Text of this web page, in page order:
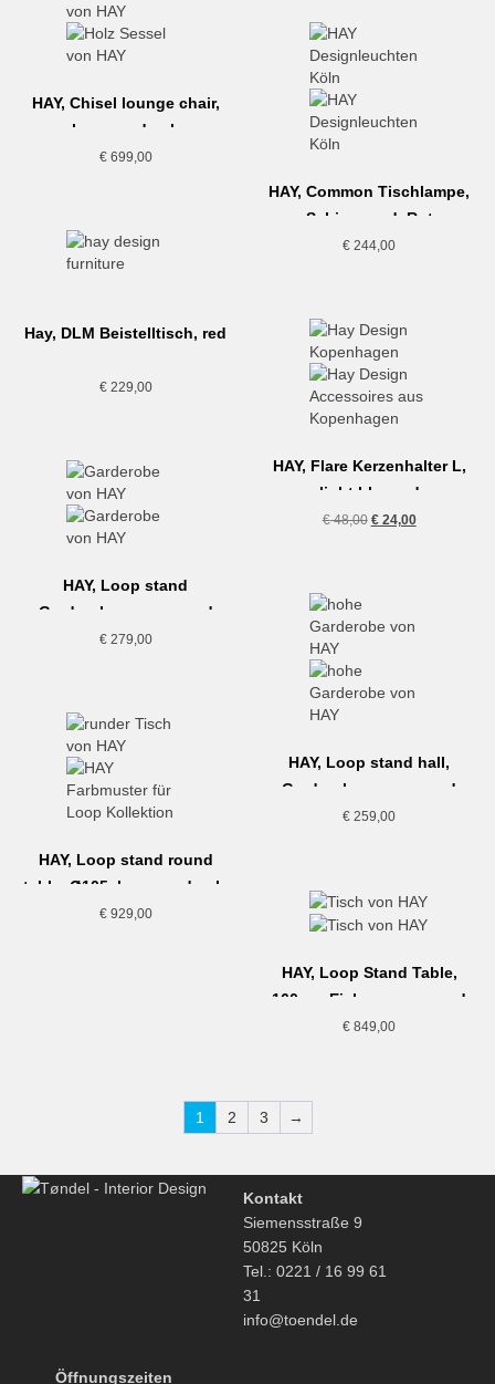
HAY, Chisel lounge chair,
lacquered oak
€699,00
HAY, Common Tischlampe,
Schirm rund, Rot
€ 244,00
Hay, DLM Beistelltisch, red
€229,00
HAY, Flare Kerzenhalter L,
light blue red
€48,00 Ursprünglicher
€24,00Aktueller
HAY, Loop stand
Garderobe, maroon red
€279,00
HAY, Loop stand hall,
Garderobe, maroon red
€ 259,00
HAY, Loop stand round
table, Ø105, lacquered oak,
maroon red
€929,00
HAY, Loop Stand Table,
160cm, Eiche, maroon red
€ 849,00
1 2 3 →
Kontakt
Siemensstraße 9
50825 Köln
Tel.: 0221 / 16 99 61
31
info@toendel.de
Öffnungszeiten